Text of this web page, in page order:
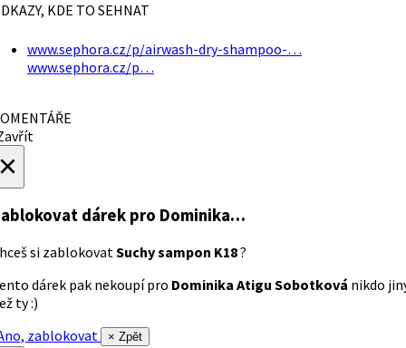
KDE TO SEHNAT
www.sephora.cz/p/airwash-dry-shampoo-…
www.sephora.cz/p…
dárek pro Dominika…
si zablokovatSuchy sampon K18?
dárek pak nekoupí pro Dominika Atigu Sobotková nikdo
ty :)
zablokovat
× Zpět